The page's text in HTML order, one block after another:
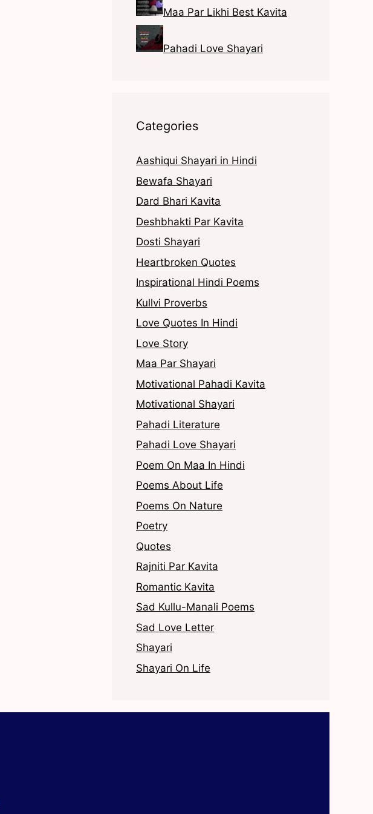
Maa Par Likhi Best Kavita
Pahadi Love Shayari
Categories
Aashiqui Shayari in Hindi
Bewafa Shayari
Dard Bhari Kavita
Deshbhakti Par Kavita
Dosti Shayari
Heartbroken Quotes
Inspirational Hindi Poems
Kullvi Proverbs
Love Quotes In Hindi
Love Story
Maa Par Shayari
Motivational Pahadi Kavita
Motivational Shayari
Pahadi Literature
Pahadi Love Shayari
Poem On Maa In Hindi
Poems About Life
Poems On Nature
Poetry
Quotes
Rajniti Par Kavita
Romantic Kavita
Sad Kullu-Manali Poems
Sad Love Letter
Shayari
Shayari On Life